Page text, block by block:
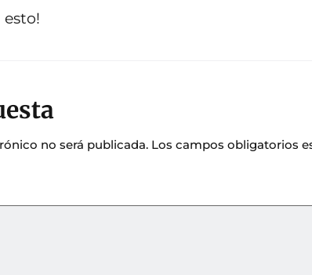
esto!
no será publicada. Los campos obligatorios